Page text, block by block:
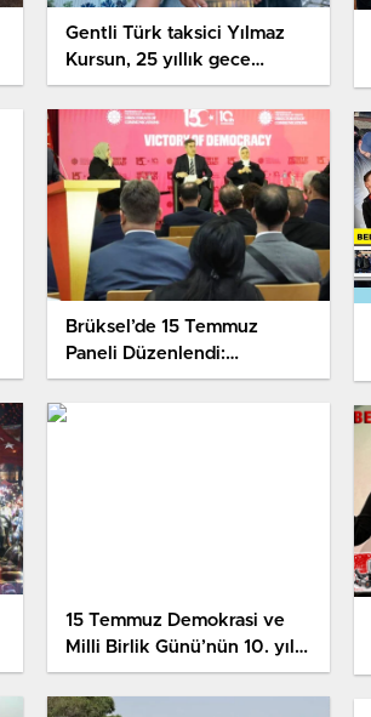
Gentli Türk taksici Yılmaz
Kursun, 25 yıllık gece
hikayelerini kitaplaştırdı
Brüksel’de 15 Temmuz
Paneli Düzenlendi:
Demokrasi, Milli İrade ve
FETÖ’nün Uluslararası Yapısı
15 Temmuz Demokrasi ve
Milli Birlik Günü’nün 10. yıl
dönümü vesilesiyle anma
mesajı: “İrade Bizim, Zafer